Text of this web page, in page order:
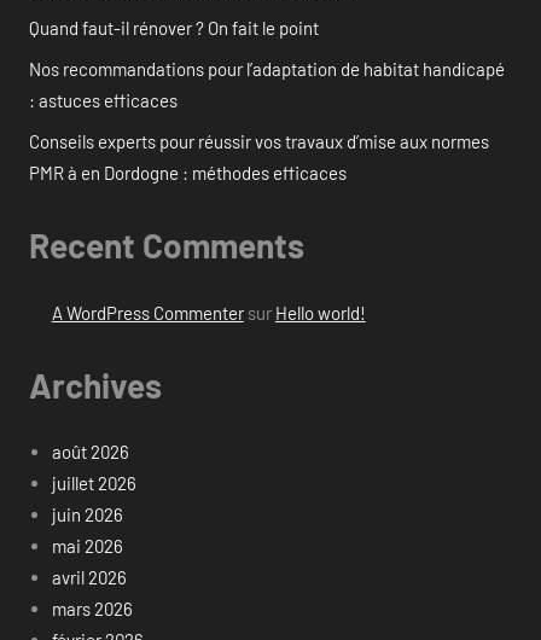
Quand faut-il rénover ? On fait le point
Nos recommandations pour l’adaptation de habitat handicapé
: astuces efficaces
Conseils experts pour réussir vos travaux d’mise aux normes
PMR à en Dordogne : méthodes efficaces
Recent Comments
A WordPress Commentersur Hello world!
Archives
août 2026
juillet 2026
juin 2026
mai 2026
avril 2026
mars 2026